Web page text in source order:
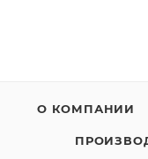
О КОМПАНИИ